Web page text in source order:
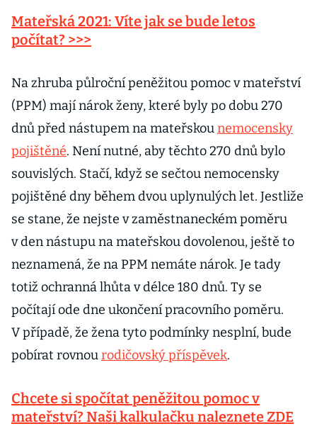
Mateřská 2021: Víte jak se bude letos
počítat? >>>
Na zhruba půlroční peněžitou pomoc v mateřství
(PPM) mají nárok ženy, které byly po dobu 270
dnů před nástupem na mateřskounemocensky
pojištěné. Není nutné, aby těchto 270 dnů bylo
souvislých. Stačí, když se sečtou nemocensky
pojištěné dny během dvou uplynulých let. Jestliže
se stane, že nejste v zaměstnaneckém poměru
v den nástupu na mateřskou dovolenou, ještě to
neznamená, že na PPM nemáte nárok. Je tady
totiž ochranná lhůta v délce 180 dnů. Ty se
počítají ode dne ukončení pracovního poměru.
V případě, že žena tyto podmínky nesplní, bude
pobírat rovnourodičovský příspěvek.
Chcete si spočítat peněžitou pomoc v
mateřství? Naši kalkulačku naleznete ZDE